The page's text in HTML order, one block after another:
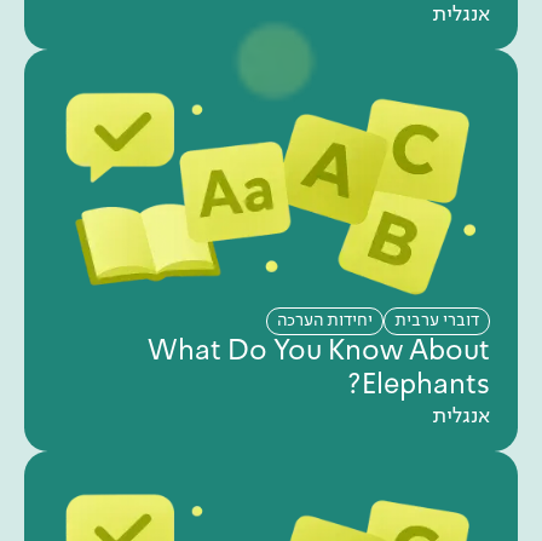
אנגלית
דוברי ערבית יחידות הערכה
What Do You Know About
Elephants?
אנגלית